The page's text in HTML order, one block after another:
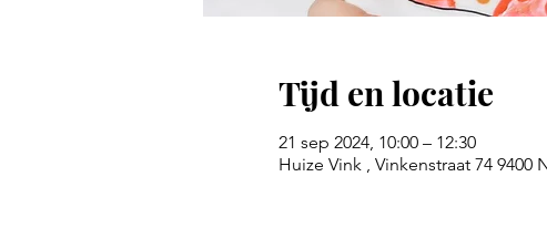
Tijd en locatie
21 sep 2024, 10:00 – 12:30
Huize Vink , Vinkenstraat 74 9400